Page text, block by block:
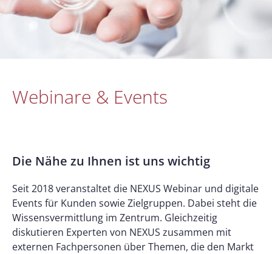
Webinare & Events
Die Nähe zu Ihnen ist uns wichtig
Seit 2018 veranstaltet die NEXUS Webinar und digitale
Events für Kunden sowie Zielgruppen. Dabei steht die
Wissensvermittlung im Zentrum. Gleichzeitig
diskutieren Experten von NEXUS zusammen mit
externen Fachpersonen über Themen, die den Markt